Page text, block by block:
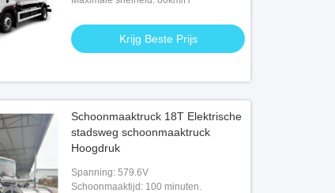
Krijg Beste Prijs
Schoonmaaktruck 18T Elektrische
stadsweg schoonmaaktruck
Hoogdruk
Spanning: 579.6V
Schoonmaaktijd: 100 minuten.